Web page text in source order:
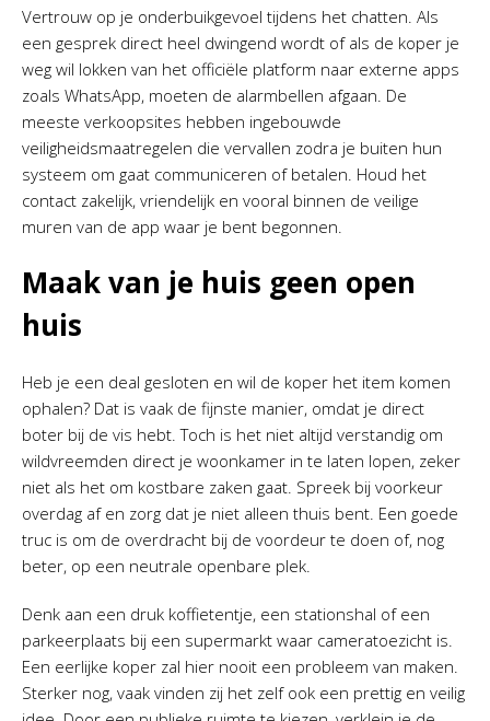
Vertrouw op je onderbuikgevoel tijdens het chatten. Als
een gesprek direct heel dwingend wordt of als de koper je
weg wil lokken van het officiële platform naar externe apps
zoals WhatsApp, moeten de alarmbellen afgaan. De
meeste verkoopsites hebben ingebouwde
veiligheidsmaatregelen die vervallen zodra je buiten hun
systeem om gaat communiceren of betalen. Houd het
contact zakelijk, vriendelijk en vooral binnen de veilige
muren van de app waar je bent begonnen.
Maak van je huis geen open
huis
Heb je een deal gesloten en wil de koper het item komen
ophalen? Dat is vaak de fijnste manier, omdat je direct
boter bij de vis hebt. Toch is het niet altijd verstandig om
wildvreemden direct je woonkamer in te laten lopen, zeker
niet als het om kostbare zaken gaat. Spreek bij voorkeur
overdag af en zorg dat je niet alleen thuis bent. Een goede
truc is om de overdracht bij de voordeur te doen of, nog
beter, op een neutrale openbare plek.
Denk aan een druk koffietentje, een stationshal of een
parkeerplaats bij een supermarkt waar cameratoezicht is.
Een eerlijke koper zal hier nooit een probleem van maken.
Sterker nog, vaak vinden zij het zelf ook een prettig en veilig